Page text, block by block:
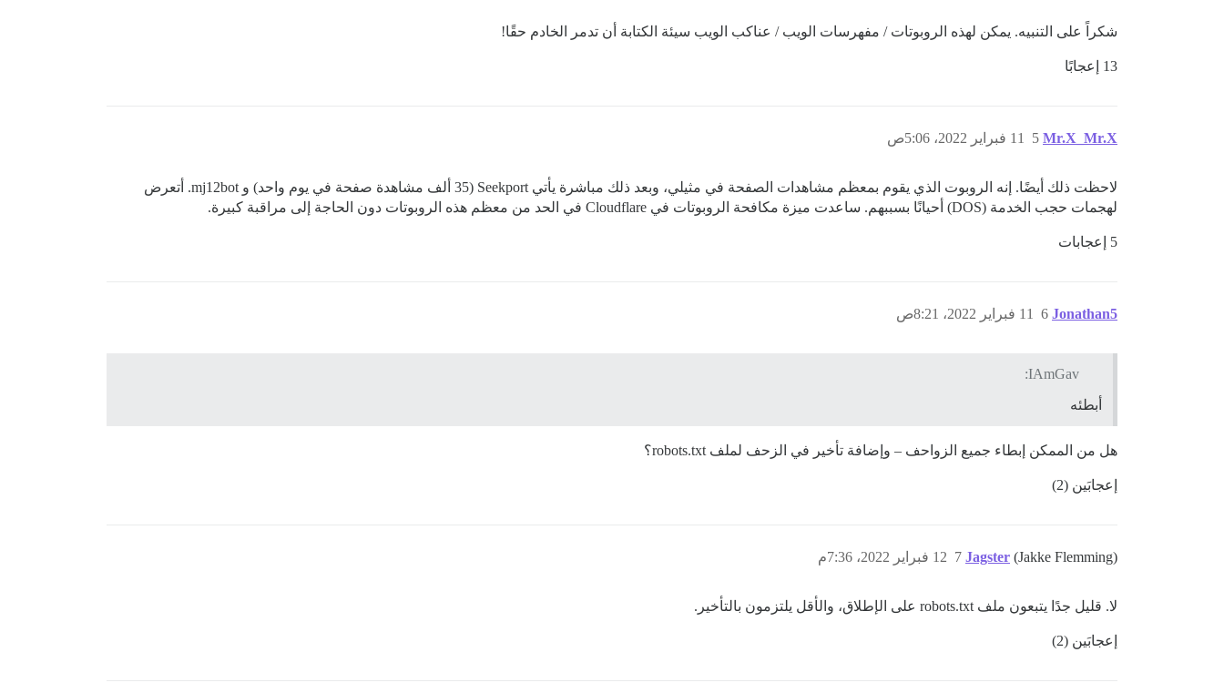
شكراً على التنبيه. يمكن لهذه الروبوتات / مفهرسات الويب / عناكب الويب سيئة الكتابة أن تدمر الخادم حقًا!
13 إعجابًا
Mr.X_Mr.X 11 فبراير 2022، 5:06ص 5
لاحظت ذلك أيضًا. إنه الروبوت الذي يقوم بمعظم مشاهدات الصفحة في مثيلي، وبعد ذلك مباشرة يأتي Seekport (35 ألف مشاهدة صفحة في يوم واحد) و mj12bot. أتعرض
لهجمات حجب الخدمة (DOS) أحيانًا بسببهم. ساعدت ميزة مكافحة الروبوتات في Cloudflare في الحد من معظم هذه الروبوتات دون الحاجة إلى مراقبة كبيرة.
5 إعجابات
Jonathan5 11 فبراير 2022، 8:21ص 6
IAmGav:
أبطئه
هل من الممكن إبطاء جميع الزواحف – وإضافة تأخير في الزحف لملف robots.txt؟
إعجابَين (2)
Jagster (Jakke Flemming) 12 فبراير 2022، 7:36م 7
لا. قليل جدًا يتبعون ملف robots.txt على الإطلاق، والأقل يلتزمون بالتأخير.
إعجابَين (2)